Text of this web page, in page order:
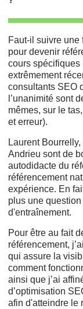
Faut-il suivre une
pour devenir
cours spécifiques
extrêmement
consultants SEO
l’unanimité sont
mêmes, sur le
et erreur).
Laurent
Andrieu sont de
autodidacte du
référencement
expérience. En
plus une
d'entraînement.
Pour être au fait
référencement,
qui assure la
comment
ainsi que j’ai
d’optimisation
afin d'atteindre le